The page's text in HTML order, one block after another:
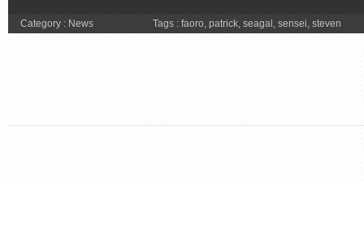
Category : News Tags : faoro, patrick, seagal , sensei, steven